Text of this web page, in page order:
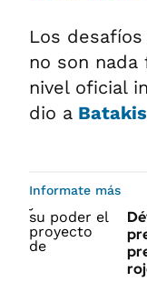
Los
no son nada
nivel oficial
dio a Batakis
Informate más